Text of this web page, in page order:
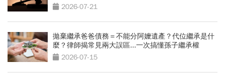
2026-07-21
拋棄繼承爸爸債務＝不能分阿嬤遺產？代位繼承是什
麼？律師揭常見兩大誤區...一次搞懂孫子繼承權
2026-07-15